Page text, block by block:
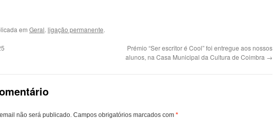
em Geral. ligação permanente.
Prémio “Ser escritor é Cool” foi entregue aos nossos
alunos, na Casa Municipal da Cultura de Coimbra →
não será publicado. Campos obrigatórios marcados com *